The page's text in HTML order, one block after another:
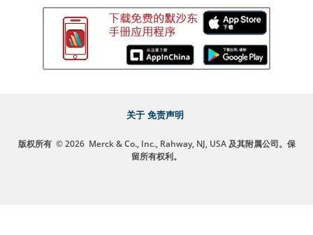
关于 免责声明
版权所有 © 2026 Merck & Co., Inc., Rahway, NJ, USA 及其附属公司。保
留所有权利。